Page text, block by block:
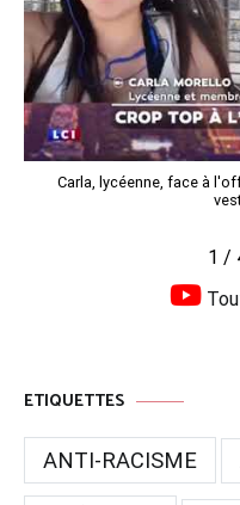
Carla, lycéenne, face à
1 /
ETIQUETTES
ANTI-RACISME